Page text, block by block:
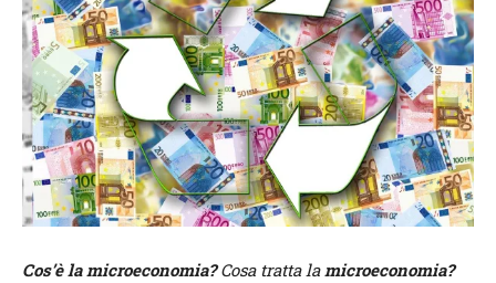
Cos’è la microeconomia?Cosa tratta la microeconomia?